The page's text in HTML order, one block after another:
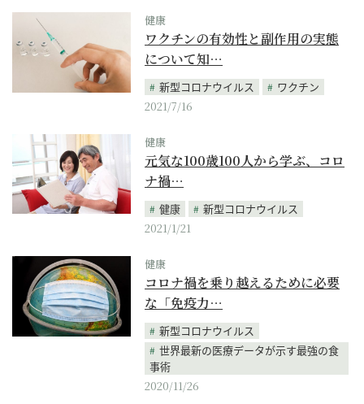
健康
ワクチンの有効性と副作用の実態
について知…
新型コロナウイルス
ワクチン
2021/7/16
健康
元気な100歳100人から学ぶ、コロ
ナ禍…
健康
新型コロナウイルス
2021/1/21
健康
コロナ禍を乗り越えるために必要
な「免疫力…
新型コロナウイルス
世界最新の医療データが示す最強の食
事術
2020/11/26